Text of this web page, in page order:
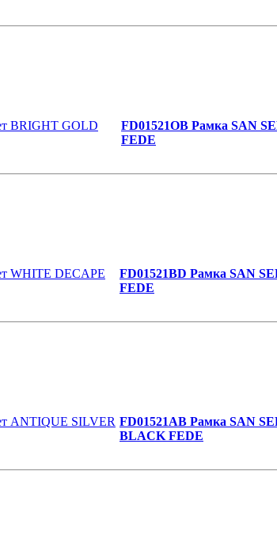
FD01521OB Рамка SAN
FEDE
FD01521BD Рамка SAN
FEDE
FD01521AB Рамка SAN
BLACK FEDE